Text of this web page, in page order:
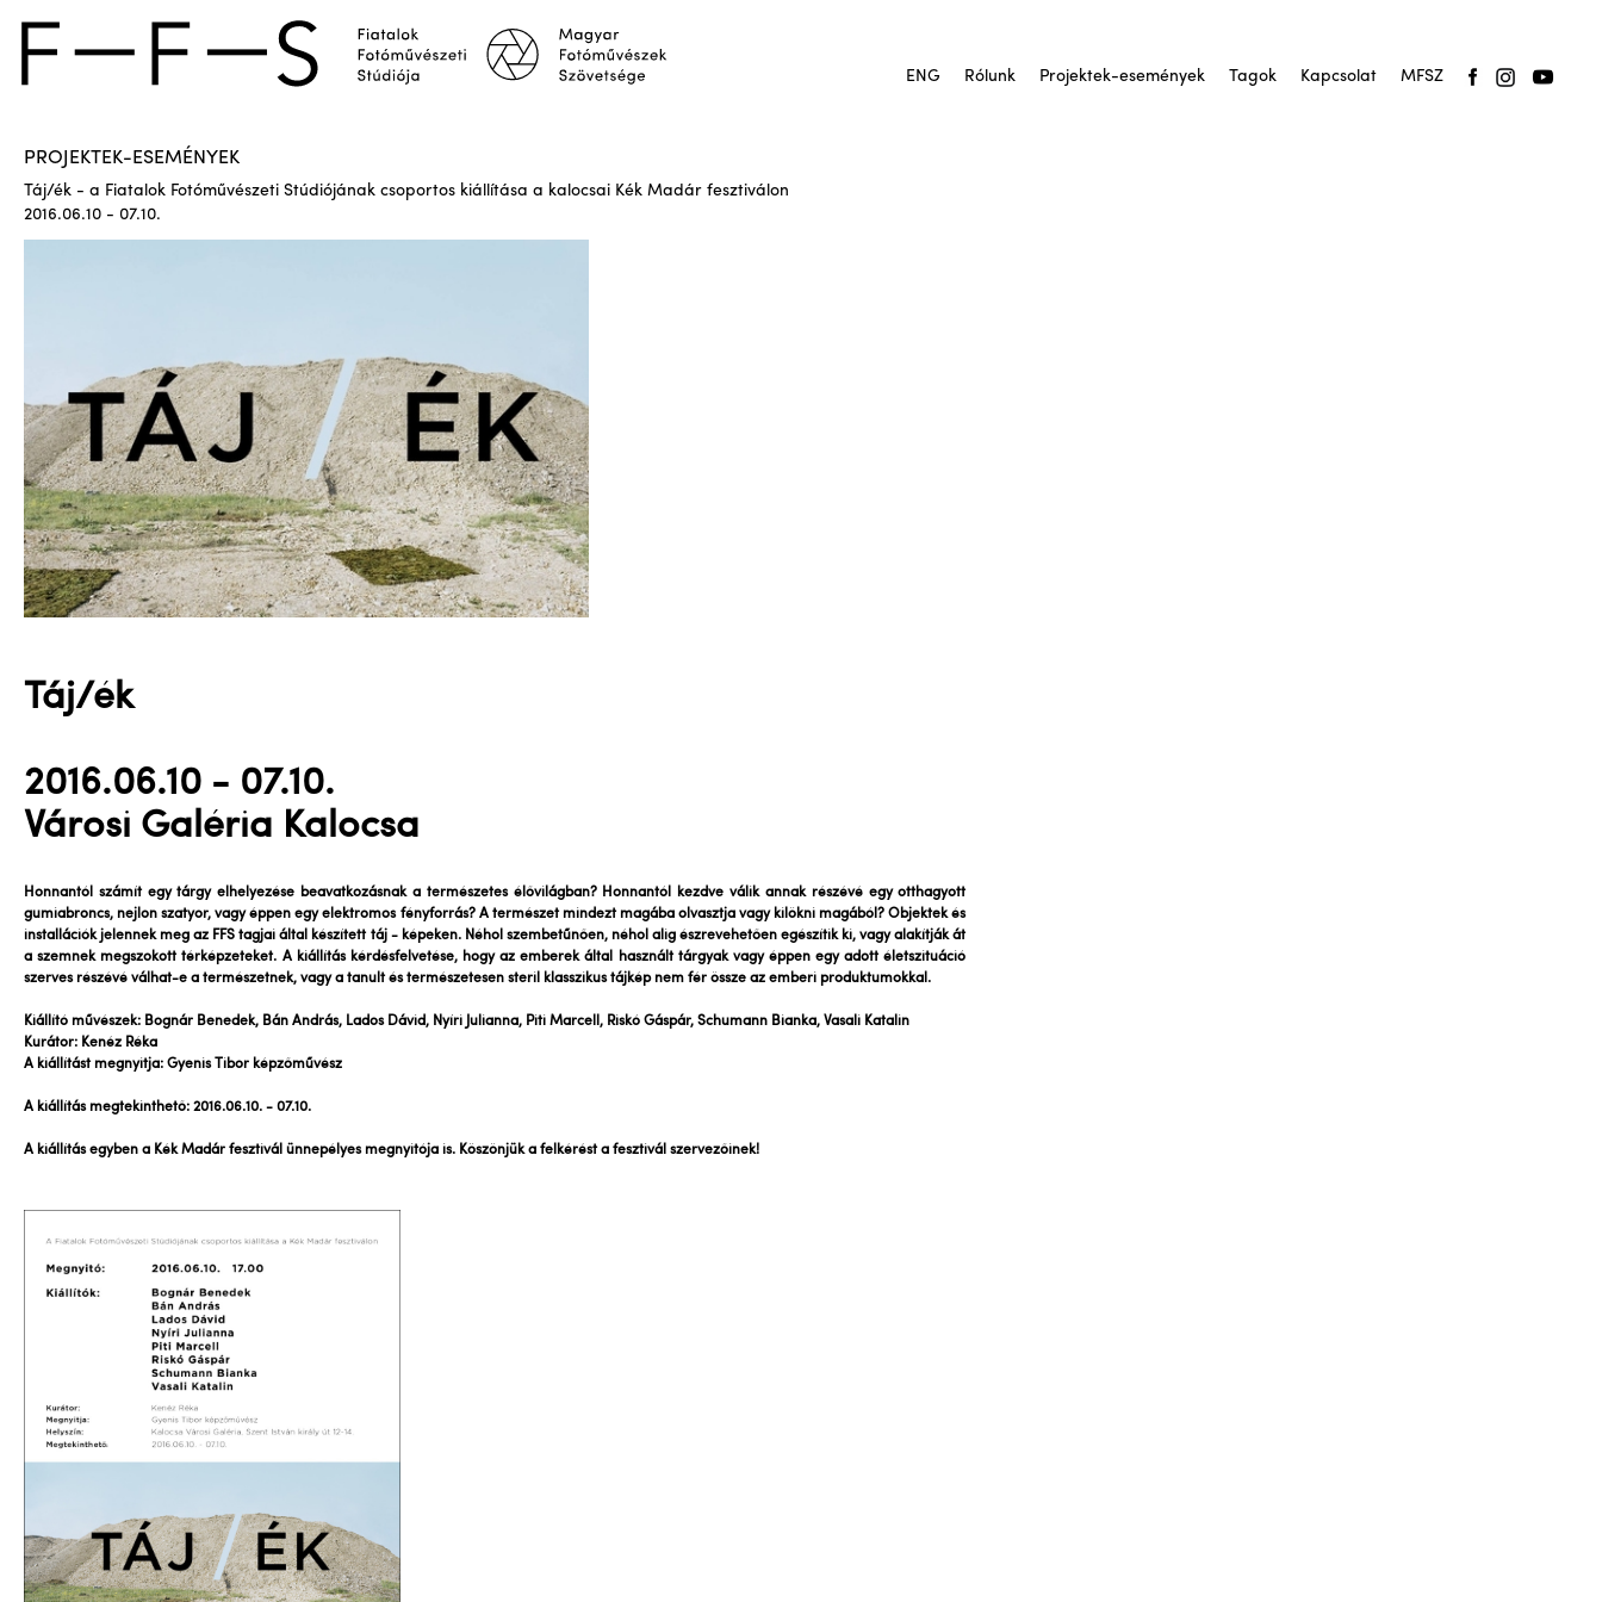
ENG Rólunk Projektek-események Tagok Kapcsolat MFSZ
PROJEKTEK-ESEMÉNYEK
Táj/ék - a Fiatalok Fotóművészeti Stúdiójának csoportos kiállítása a kalocsai Kék Madár fesztiválon
2016.06.10 - 07.10.
Táj/ék
2016.06.10 - 07.10.
Városi Galéria Kalocsa
Honnantól számít egy tárgy elhelyezése beavatkozásnak a természetes élővilágban? Honnantól kezdve válik annak részévé egy otthagyott
gumiabroncs, nejlon szatyor, vagy éppen egy elektromos fényforrás? A természet mindezt magába olvasztja vagy kilökni magából? Objektek és
installációk jelennek meg az FFS tagjai által készített táj - képeken. Néhol szembetűnően, néhol alig észrevehetően egészítik ki, vagy alakítják át
a szemnek megszokott térképzeteket. A kiállítás kérdésfelvetése, hogy az emberek által használt tárgyak vagy éppen egy adott életszituáció
szerves részévé válhat-e a természetnek, vagy a tanult és természetesen steril klasszikus tájkép nem fér össze az emberi produktumokkal.
Kiállító művészek: Bognár Benedek, Bán András, Lados Dávid, Nyíri Julianna, Piti Marcell, Riskó Gáspár, Schumann Bianka, Vasali Katalin
Kurátor: Kenéz Réka
A kiállítást megnyitja: Gyenis Tibor képzőművész
A kiállítás megtekinthető: 2016.06.10. - 07.10.
A kiállítás egyben a Kék Madár fesztivál ünnepélyes megnyitója is. Köszönjük a felkérést a fesztivál szervezőinek!